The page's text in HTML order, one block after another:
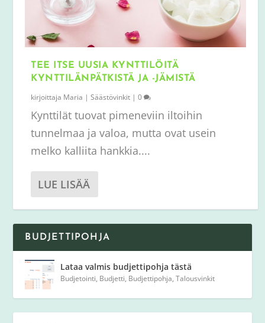
TEE ITSE UUSIA KYNTTILÖITÄ
KYNTTILÄNPÄTKISTÄ JA -JÄMISTÄ
kirjoittaja Maria |Säästövinkit |0
Kynttilät tuovat pimeneviin iltoihin
tunnelmaa ja valoa, mutta ovat usein
melko kalliita hankkia....
LUE LISÄÄ
BUDJETTIPOHJA
Lataa valmis budjettipohja tästä
Budjetointi, Budjetti, Budjettipohja,Talousvinkit